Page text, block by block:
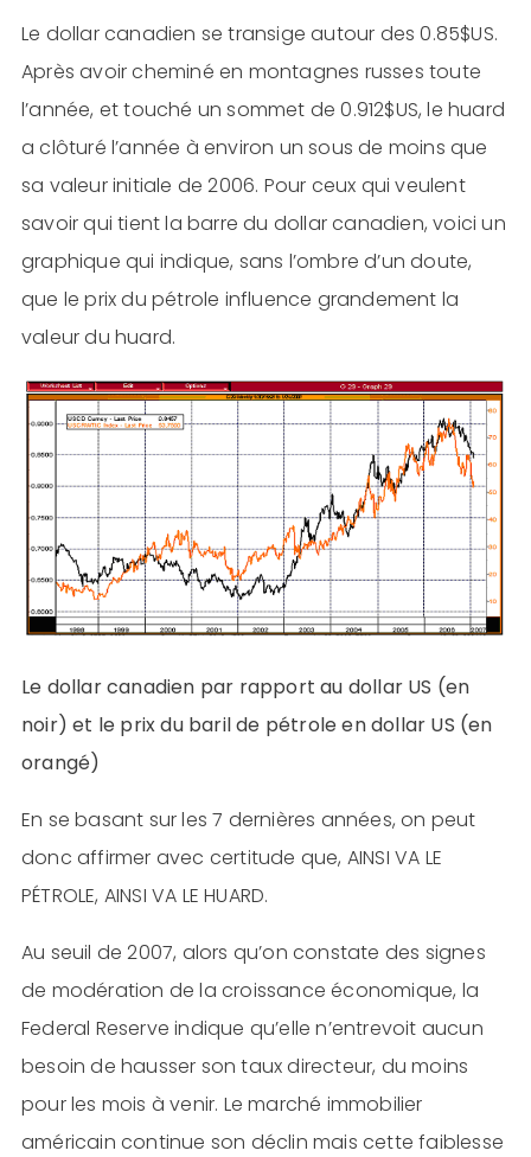
Le dollar canadien se transige autour des 0.85$US.
Après avoir cheminé en montagnes russes toute
l’année, et touché un sommet de 0.912$US, le huard
a clôturé l’année à environ un sous de moins que
sa valeur initiale de 2006. Pour ceux qui veulent
savoir qui tient la barre du dollar canadien, voici un
graphique qui indique, sans l’ombre d’un doute,
que le prix du pétrole influence grandement la
valeur du huard.
Le dollar canadien par rapport au dollar US (en
noir) et le prix du baril de pétrole en dollar US (en
orangé)
En se basant sur les 7 dernières années, on peut
donc affirmer avec certitude que, AINSI VA LE
PÉTROLE, AINSI VA LE HUARD.
Au seuil de 2007, alors qu’on constate des signes
de modération de la croissance économique, la
Federal Reserve indique qu’elle n’entrevoit aucun
besoin de hausser son taux directeur, du moins
pour les mois à venir. Le marché immobilier
américain continue son déclin mais cette faiblesse